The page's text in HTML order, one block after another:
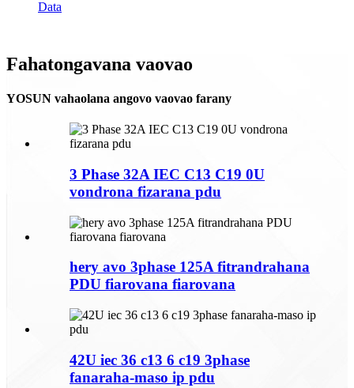
Data
Fahatongavana vaovao
YOSUN vahaolana angovo vaovao farany
3 Phase 32A IEC C13 C19 0U
vondrona fizarana pdu
hery avo 3phase 125A fitrandrahana
PDU fiarovana fiarovana
42U iec 36 c13 6 c19 3phase
fanaraha-maso ip pdu